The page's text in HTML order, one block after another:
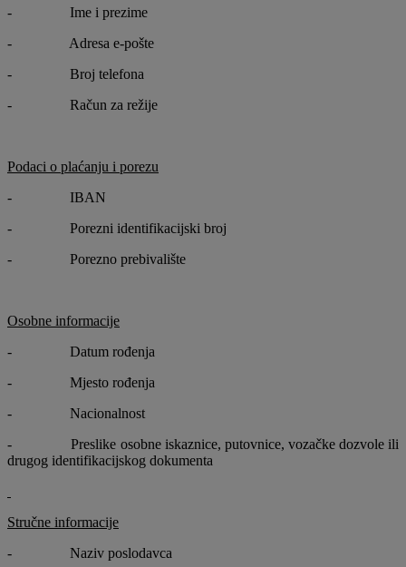
- Ime i prezime
- Adresa e-pošte
- Broj telefona
- Račun za režije
Podaci o plaćanju i porezu
- IBAN
- Porezni identifikacijski broj
- Porezno prebivalište
Osobne informacije
- Datum rođenja
- Mjesto rođenja
- Nacionalnost
- Preslike osobne iskaznice, putovnice, vozačke dozvole ili
drugog identifikacijskog dokumenta
Stručne informacije
- Naziv poslodavca